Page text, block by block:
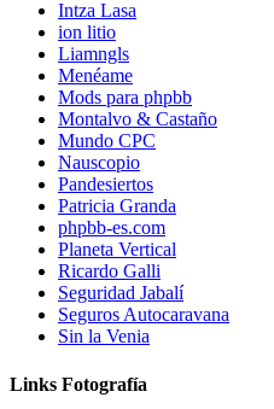
Intza Lasa
ion litio
Liamngls
Menéame
Mods para phpbb
Montalvo & Castaño
Mundo CPC
Nauscopio
Pandesiertos
Patricia Granda
phpbb-es.com
Planeta Vertical
Ricardo Galli
Seguridad Jabalí
Seguros Autocaravana
Sin la Venia
Links Fotografía